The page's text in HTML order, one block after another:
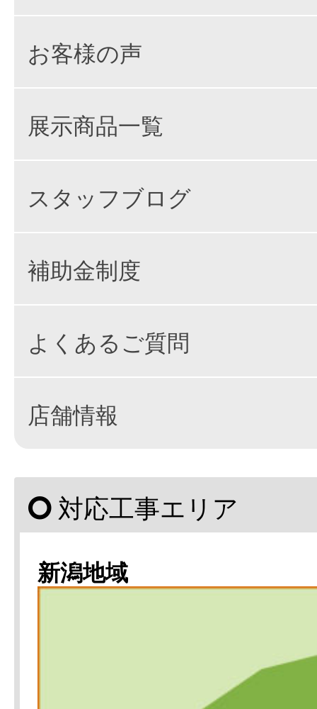
お客様の声
展示商品一覧
スタッフブログ
補助金制度
よくあるご質問
店舗情報
対応工事エリア
新潟地域